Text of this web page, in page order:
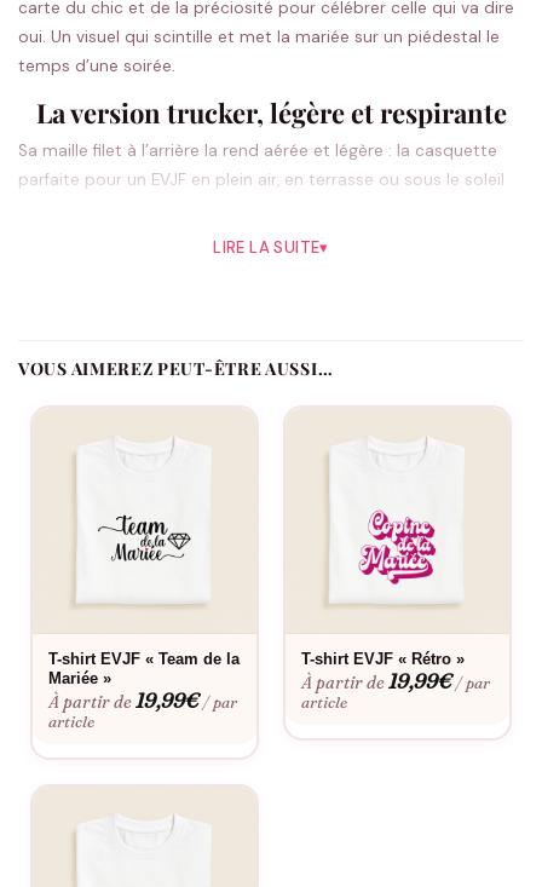
carte du chic et de la préciosité pour célébrer celle qui va dire
oui. Un visuel qui scintille et met la mariée sur un piédestal le
temps d’une soirée.
La version trucker, légère et respirante
Sa maille filet à l’arrière la rend aérée et légère : la casquette
parfaite pour un EVJF en plein air, en terrasse ou sous le soleil
Ajoutez le prénom de chacune, la date de l’EVJF et le rôle de
motif diamant reste la signature du modèle, et chaque
casquette garde sa touche personnelle.
Ce modèle convient-il à un EVJF chic ?
Oui, son visuel diamant est pensé pour les célébrations
Le flocage est-il fait en France ?
Oui, dans notre atelier en France, à la commande.
Fabriqué à la commande, floquée en France.
LIRE LA SUITE▾
VOUS AIMEREZ PEUT-ÊTRE AUSSI…
T-shirt EVJF « Team de la
Mariée »
À partir de19,99€ / par
article
T-shirt EVJF « Rétro »
À partir de19,99€ / par
article